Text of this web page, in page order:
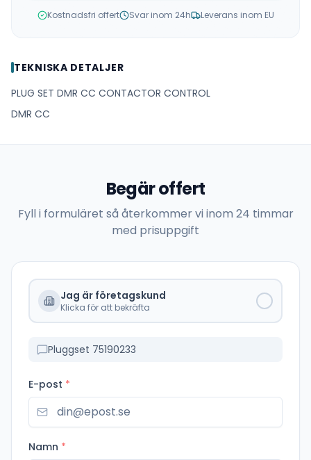
Kostnadsfri offert Svar inom 24h Leverans inom EU
TEKNISKA DETALJER
PLUG SET DMR CC CONTACTOR CONTROL
DMR CC
Begär offert
Fyll i formuläret så återkommer vi inom 24 timmar
med prisuppgift
Jag är företagskund
Klicka för att bekräfta
Pluggset 75190233
E-post *
Namn *